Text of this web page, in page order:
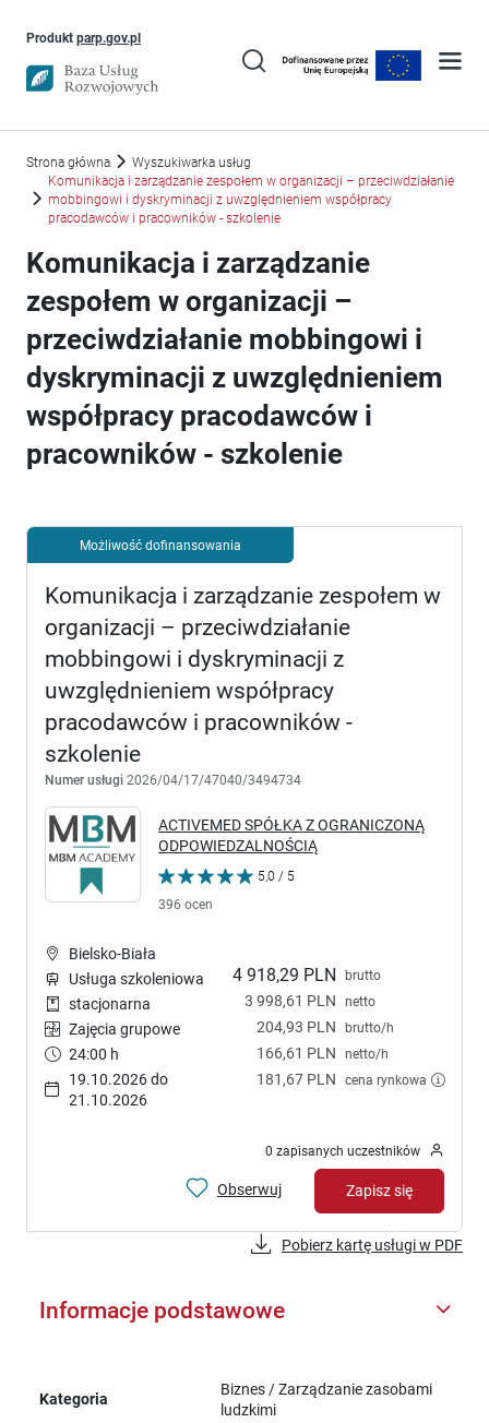
Produkt parp.gov.plUwaga, link otworzy się w nowym oknie
Strona główna
Wyszukiwarka usług
Komunikacja i zarządzanie zespołem w organizacji – przeciwdziałanie
mobbingowi i dyskryminacji z uwzględnieniem współpracy
pracodawców i pracowników - szkolenie
Komunikacja i zarządzanie
zespołem w organizacji –
przeciwdziałanie mobbingowi i
dyskryminacji z uwzględnieniem
współpracy pracodawców i
pracowników - szkolenie
Możliwość dofinansowania
Komunikacja i zarządzanie zespołem w
organizacji – przeciwdziałanie
mobbingowi i dyskryminacji z
uwzględnieniem współpracy
pracodawców i pracowników -
szkolenie
Numer usługi 2026/04/17/47040/3494734
ACTIVEMED SPÓŁKA Z OGRANICZONĄ
ODPOWIEDZALNOŚCIĄ
5,0 / 5
396 ocen
4 918,29 PLN brutto
3 998,61 PLN netto
204,93 PLN brutto/h
166,61 PLN netto/h
181,67 PLN cena rynkowa
Bielsko-Biała
Usługa szkoleniowa
stacjonarna
Zajęcia grupowe
24:00 h
19.10.2026 do
21.10.2026
0 zapisanych uczestników
Obserwuj Zapisz się
Pobierz kartę usługi w PDF
Informacje podstawowe
Kategoria
Biznes / Zarządzanie zasobami
ludzkimi